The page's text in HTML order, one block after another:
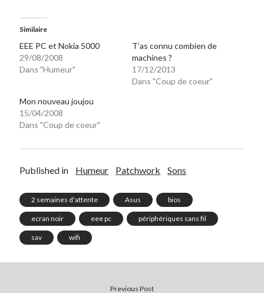
Photos
Post inutile
Proust
Sons
Tavukoi
Vidéos
Similaire
EEE PC et Nokia 5000
29/08/2008
Dans "Humeur"
T’as connu combien de
machines ?
17/12/2013
Dans "Coup de coeur"
Mon nouveau joujou
15/04/2008
Dans "Coup de coeur"
Published in Humeur Patchwork Sons
2 semaines d'attente Asus bios
ecran noir eee pc périphériques sans fil
sav wifi
Previous Post